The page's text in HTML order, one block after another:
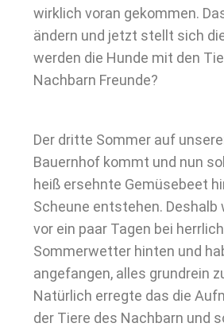
wirklich voran gekommen.
ändern und jetzt stellt sich
werden die Hunde mit den
Nachbarn Freunde?
Der dritte Sommer auf
Bauernhof kommt und nun
heiß ersehnte Gemüsebeet
Scheune entstehen. Deshalb
vor ein paar Tagen bei
Sommerwetter hinten und
angefangen, alles grundrein
Natürlich erregte das die
der Tiere des Nachbarn und